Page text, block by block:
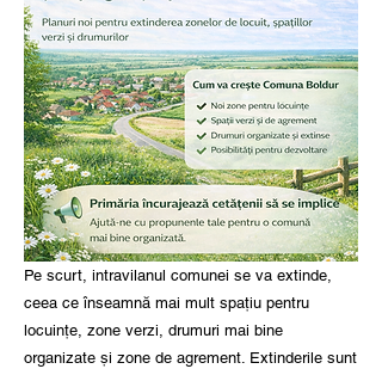
Pe scurt, intravilanul comunei se va extinde,
ceea ce înseamnă mai mult spațiu pentru
locuințe, zone verzi, drumuri mai bine
organizate și zone de agrement. Extinderile sunt